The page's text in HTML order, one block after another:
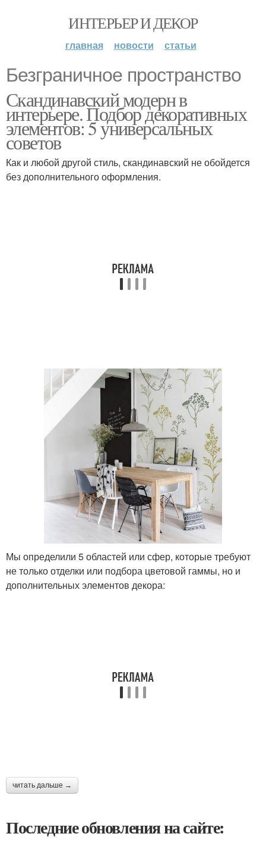
ИНТЕРЬЕР И ДЕКОР
главная новости статьи
Безграничное пространство
Скандинавский модерн в
интерьере. Подбор декоративных
элементов: 5 универсальных
советов
Как и любой другой стиль, скандинавский не обойдется
без дополнительного оформления.
Мы определили 5 областей или сфер, которые требуют
не только отделки или подбора цветовой гаммы, но и
дополнительных элементов декора:
читать дальше →
Последние обновления на сайте: